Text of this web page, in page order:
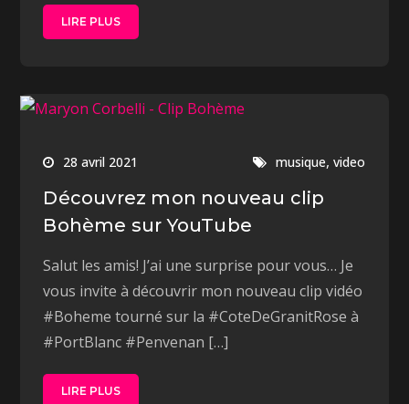
LIRE PLUS
28 avril 2021 musique,video
Découvrez mon nouveau clip
Bohème sur YouTube
Salut les amis! J’ai une surprise pour vous… Je
vous invite à découvrir mon nouveau clip vidéo
#Boheme​ tourné sur la #CoteDeGranitRose à
#PortBlanc #Penvenan […]
LIRE PLUS